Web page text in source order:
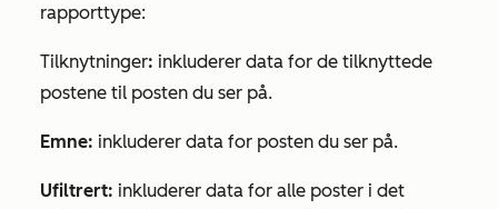
rapporttype:
Tilknytninger: inkluderer data for de tilknyttede
postene til posten du ser på.
Emne: inkluderer data for posten du ser på.
Ufiltrert: inkluderer data for alle poster i det